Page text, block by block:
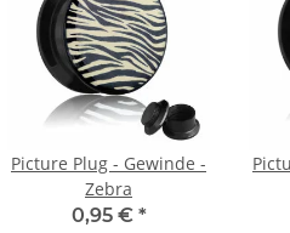
Picture Plug - Gewinde -
Zebra
0,95 € *